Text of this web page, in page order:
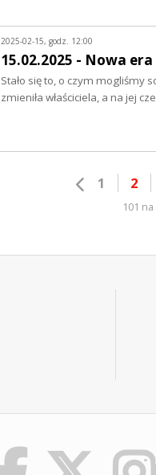
2025-02-15, godz. 12:00
15.02.2025 - Nowa
Stało się to, o czym mogliśmy
zmieniła właściciela, a na jej
1 2
101